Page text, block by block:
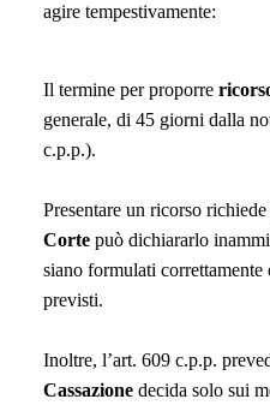
agire tempestivamente:
Il termine per proporre
generale, di 45 giorni dalla
c.p.p.).
Presentare un ricorso
Corte può dichiararlo
siano formulati
previsti.
Inoltre, l’art. 609 c.p.p.
Cassazione decida solo sui